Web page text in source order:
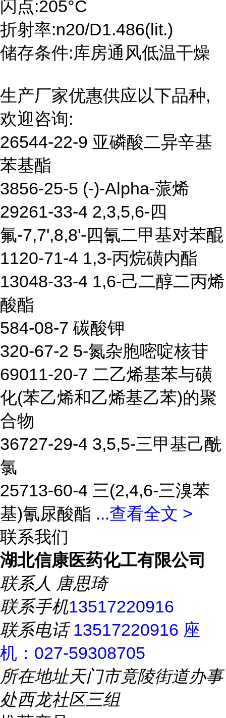
闪点:205°C
折射率:n20/D1.486(lit.)
储存条件:库房通风低温干燥
生产厂家优惠供应以下品种,
欢迎咨询:
26544-22-9 亚磷酸二异辛基
苯基酯
3856-25-5 (-)-Alpha-蒎烯
29261-33-4 2,3,5,6-四
氟-7,7',8,8'-四氰二甲基对苯醌
1120-71-4 1,3-丙烷磺内酯
13048-33-4 1,6-己二醇二丙烯
酸酯
584-08-7 碳酸钾
320-67-2 5-氮杂胞嘧啶核苷
69011-20-7 二乙烯基苯与磺
化(苯乙烯和乙烯基乙苯)的聚
合物
36727-29-4 3,5,5-三甲基己酰
氯
25713-60-4 三(2,4,6-三溴苯
基)氰尿酸酯 ...查看全文 >
联系我们
湖北信康医药化工有限公司
联系人 唐思琦
联系手机13517220916
联系电话13517220916 座
机：027-59308705
所在地址天门市竟陵街道办事
处西龙社区三组